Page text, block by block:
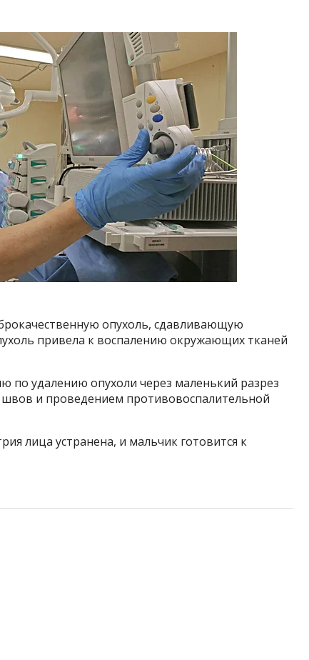
опухоль, сдавливающую
привела к воспалению окружающих тканей
по удалению опухоли через маленький разрез
и проведением противовоспалительной
лица устранена, и мальчик готовится к